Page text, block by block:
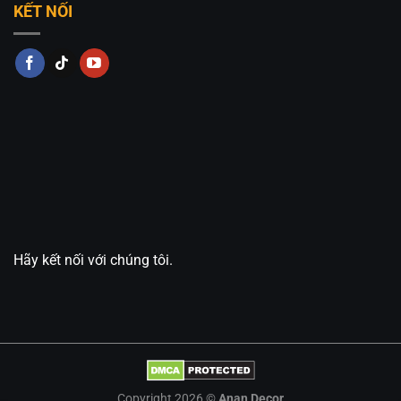
Nội
Hotline: 0826.227.227 – 0813.160.160 (Zalo)
KẾT NỐI
Hãy kết nối với chúng tôi.